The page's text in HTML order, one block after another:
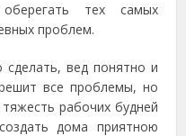
тех самых
проблем.
вед понятно и
все проблемы, но
рабочих будней
дома приятною